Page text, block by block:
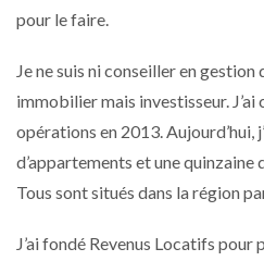
pour le faire.
Je ne suis ni conseiller en
immobilier mais investisseur.
opérations en 2013. Aujourd’hui,
d’appartements et une quinzaine
Tous sont situés dans la région
J’ai fondé Revenus Locatifs